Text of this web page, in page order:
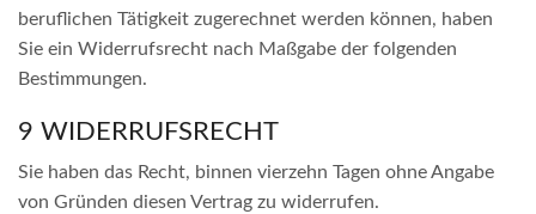
beruflichen Tätigkeit zugerechnet werden können, haben
Sie ein Widerrufsrecht nach Maßgabe der folgenden
Bestimmungen.
9 WIDERRUFSRECHT
Sie haben das Recht, binnen vierzehn Tagen ohne Angabe
von Gründen diesen Vertrag zu widerrufen.